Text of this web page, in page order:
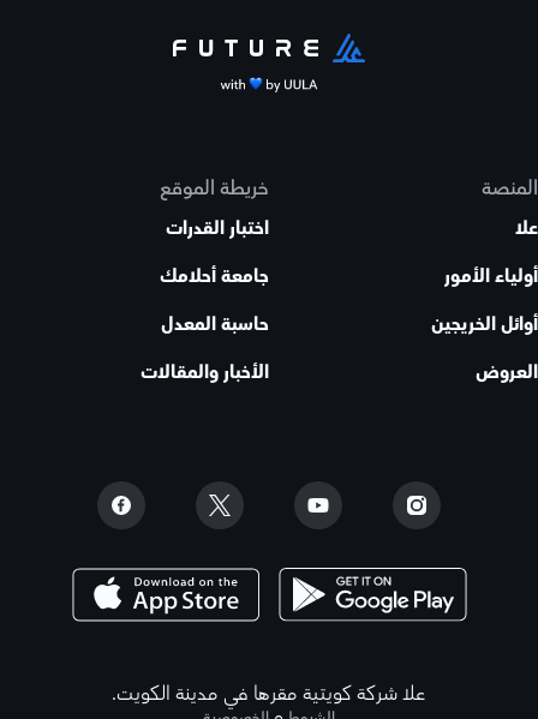
المنصة
علا
أولياء الأمور
أوائل الخريجين
العروض
خريطة الموقع
اختبار القدرات
جامعة أحلامك
حاسبة المعدل
الأخبار والمقالات
علا شركة كويتية مقرها في مدينة الكويت.